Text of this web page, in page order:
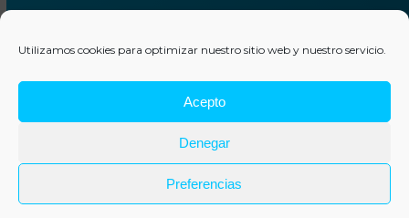
Utilizamos cookies para optimizar nuestro sitio web y nuestro servicio.
Acepto
Denegar
Preferencias
© 2025 Cetrex Marketing–Aviso legal–Política de
Política de cookies–Colaboraciones
servicios